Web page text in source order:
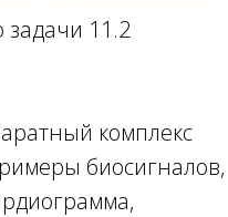
11.2
комплекс
биосигналов,